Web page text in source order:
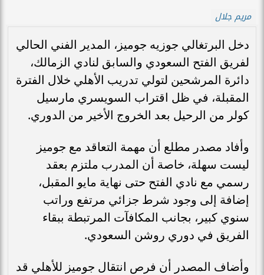
مريم جلال
دخل البرتغالي جوزيه جوميز، المدير الفني الحالي
لفريق الفتح السعودي والسابق لنادي الزمالك،
دائرة المرشحين لتولي تدريب الأهلي خلال الفترة
المقبلة، في ظل اقتراب السويسري مارسيل
كولر من الرحيل بعد الخروج الأخير من الدوري.
وأفاد مصدر مطلع أن مهمة التعاقد مع جوميز
ليست سهلة، خاصة أن المدرب ملتزم بعقد
رسمي مع نادي الفتح حتى نهاية مايو المقبل،
إضافة إلى وجود شرط جزائي مرتفع وراتب
سنوي كبير، بجانب المكافآت المرتبطة ببقاء
الفريق في دوري روشن السعودي.
وأضاف المصدر أن فرص انتقال جوميز للأهلي قد